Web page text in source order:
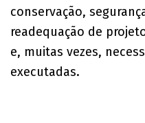
conservação,
readequação de
e, muitas vezes,
executadas.